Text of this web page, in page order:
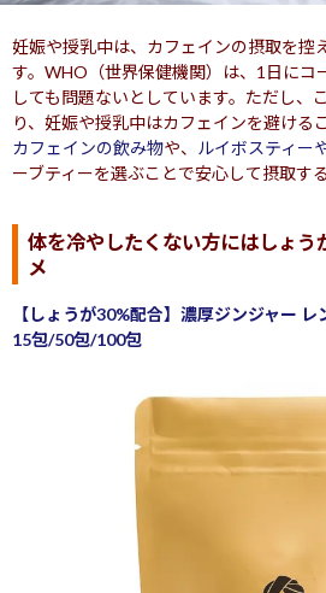
妊娠や授乳中は、カフェインの摂取を控
す。WHO（世界保健機関）は、1日にコ
しても問題ないとしています。ただし、
り、妊娠や授乳中はカフェインを避ける
カフェインの飲み物や、 ルイボスティー
ーブティーを選ぶことで安心して摂取す
体を冷やしたくない方にはしょう
メ
【しょうが30%配合】濃厚ジンジャー
15包/50包/100包